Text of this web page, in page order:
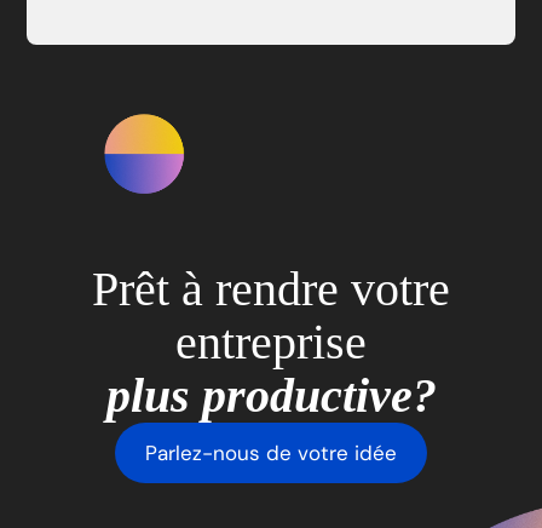
Prêt à rendre votre
entreprise
plus productive?
Parlez-nous de votre idée